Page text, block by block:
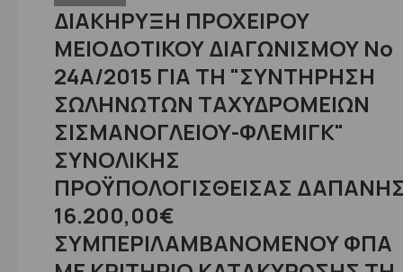
ΔΙΑΚΗΡΥΞΗ ΠΡΟΧΕΙΡΟΥ
ΜΕΙΟΔΟΤΙΚΟΥ ΔΙΑΓΩΝΙΣΜΟΥ Νο
24Α/2015 ΓΙΑ ΤΗ "ΣΥΝΤΗΡΗΣΗ
ΣΩΛΗΝΩΤΩΝ ΤΑΧΥΔΡΟΜΕΙΩΝ
ΣΙΣΜΑΝΟΓΛΕΙΟΥ-ΦΛΕΜΙΓΚ"
ΣΥΝΟΛΙΚΗΣ
ΠΡΟΫΠΟΛΟΓΙΣΘΕΙΣΑΣ
16.200,00€
ΣΥΜΠΕΡΙΛΑΜΒΑΝΟΜΕΝΟΥ ΦΠΑ